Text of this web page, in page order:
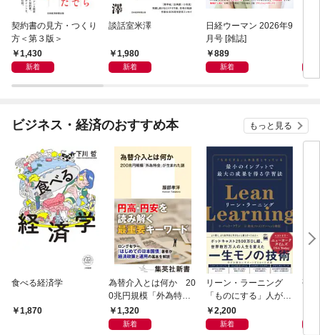
契約書の見方・つくり
方＜第３版＞
1,430
新着
談話室米澤
1,980
新着
日経ウーマン 2026年9
月号 [雑誌]
889
新着
ビジネス・経済のおすすめ本 もっと見る
食べる経済学
1,870
為替介入とは何か 20
0兆円規模「外為特
会」が生まれた謎
1,320
新着
リーン・ラーニング
「ものにする」人が自
然とやっている 最小の
インプットで最大の成
2,200
新着
研